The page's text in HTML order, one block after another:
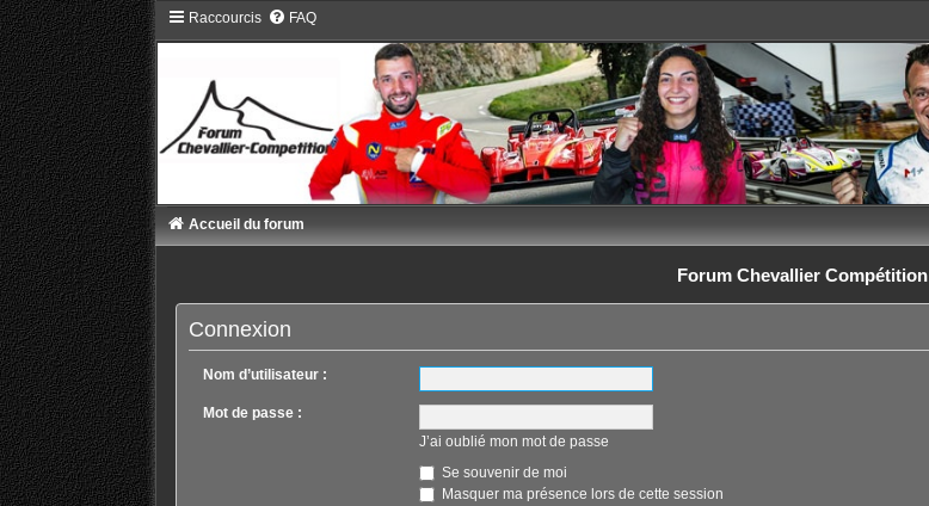
Raccourcis FAQ
Accueil du forum
Forum Chevallier Compétition
Connexion
Nom d’utilisateur :
Mot de passe :
J’ai oublié mon mot de passe
Se souvenir de moi
Masquer ma présence lors de cette session